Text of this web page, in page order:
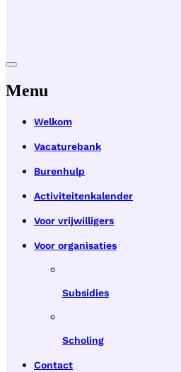
Menu
Welkom
Vacaturebank
Burenhulp
Activiteitenkalender
Voor vrijwilligers
Voor organisaties
Subsidies
Scholing
Contact